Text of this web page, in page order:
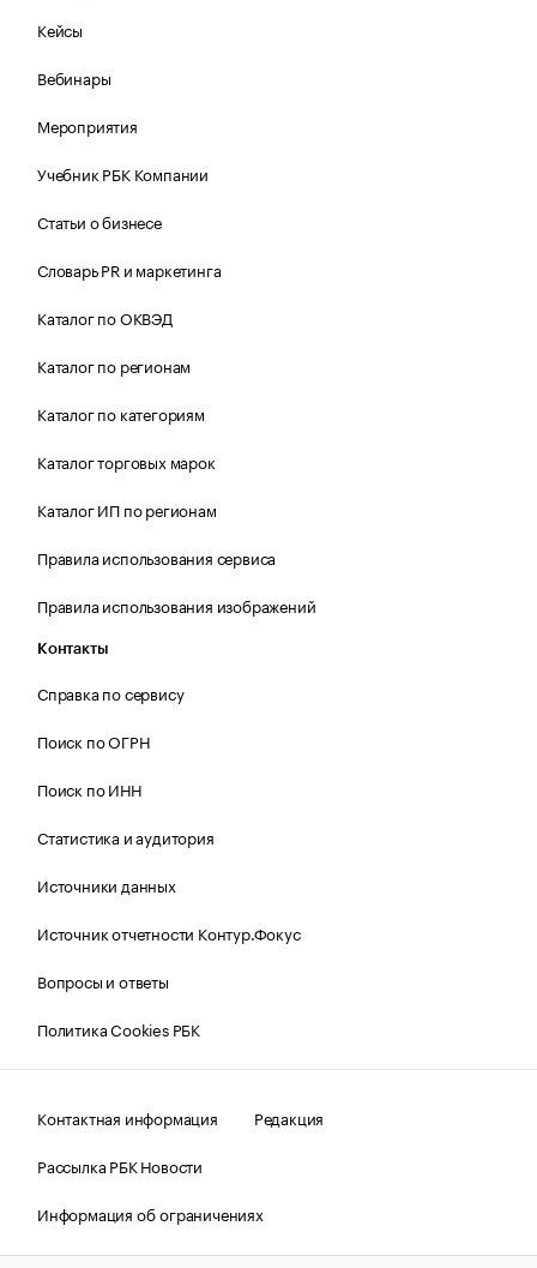
Кейсы
Вебинары
Мероприятия
Учебник РБК Компании
Статьи о бизнесе
Словарь PR и маркетинга
Каталог по ОКВЭД
Каталог по регионам
Каталог по категориям
Каталог торговых марок
Каталог ИП по регионам
Правила использования сервиса
Правила использования изображений
Контакты
Справка по сервису
Поиск по ОГРН
Поиск по ИНН
Статистика и аудитория
Источники данных
Источник отчетности Контур.Фокус
Вопросы и ответы
Политика Cookies РБК
Контактная информация
Редакция
Рассылка РБК Новости
Информация об ограничениях
Правовая информация
О соблюдении авторских прав